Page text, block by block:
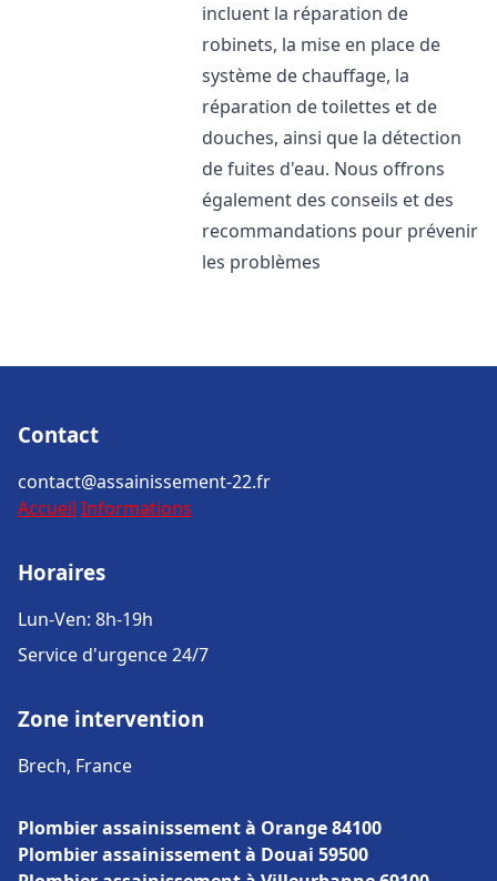
incluent la réparation de
robinets, la mise en place de
système de chauffage, la
réparation de toilettes et de
douches, ainsi que la détection
de fuites d'eau. Nous offrons
également des conseils et des
recommandations pour prévenir
les problèmes
Contact
contact@assainissement-22.fr
Accueil Informations
Horaires
Lun-Ven: 8h-19h
Service d'urgence 24/7
Zone intervention
Brech, France
Plombier assainissement à Orange 84100
Plombier assainissement à Douai 59500